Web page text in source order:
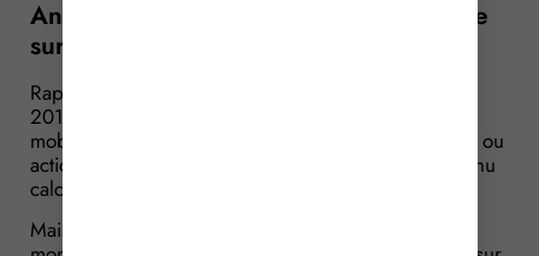
Annulation de la doctrine administrative
sur ce point
Rappelons, au préalable, que, depuis le 1er janvier
2013, les gains réalisés lors de la vente de valeurs
mobilières et de droits sociaux (notamment de parts ou
actions de société) sont soumis à l’impôt sur le revenu
calculé au moyen du barème progressif.
Mais le montant effectivement soumis à l’IR (le «